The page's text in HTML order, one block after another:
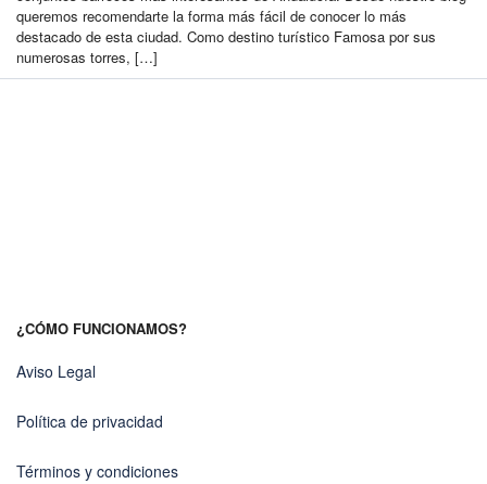
queremos recomendarte la forma más fácil de conocer lo más
destacado de esta ciudad. Como destino turístico Famosa por sus
numerosas torres, […]
¿CÓMO FUNCIONAMOS?
Aviso Legal
Política de privacidad
Términos y condiciones